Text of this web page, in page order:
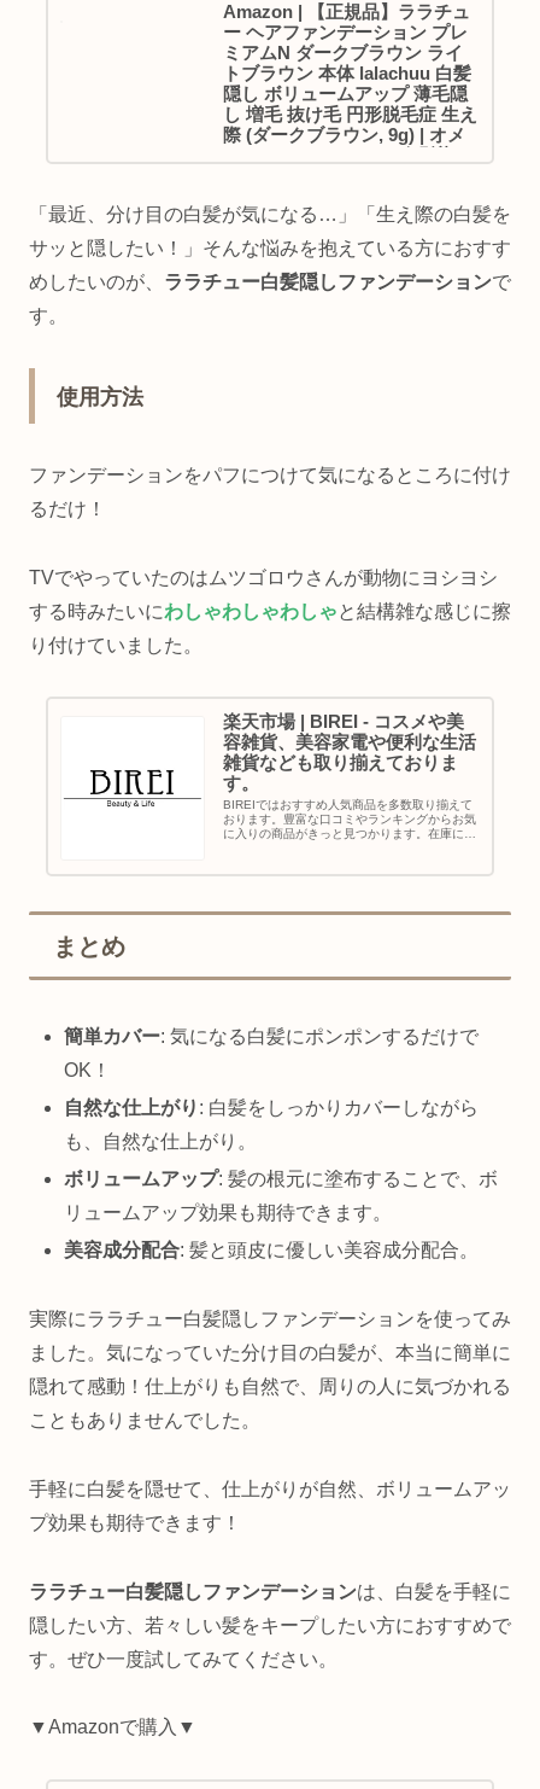
Amazon | 【正規品】ララチュ
ー ヘアファンデーション プレ
ミアムN ダークブラウン ライ
トブラウン 本体 lalachuu 白髪
隠し ボリュームアップ 薄毛隠
し 増毛 抜け毛 円形脱毛症 生え
際 (ダークブラウン, 9g) | オメ
プレミアムN ダークブラウン ライトブラウン
本体 lalachuu 白髪隠し ボリュームアップ 薄毛
隠し 増毛 抜け毛 円形脱毛症 生え際 (ダークブ
ラウン, 9g)が白髪染めストアでいつでもお...
「最近、分け目の白髪が気になる…」「生え際の白髪を
サッと隠したい！」そんな悩みを抱えている方におすす
めしたいのが、 ララチュー白髪隠しファンデーションで
す。
使用方法
ファンデーションをパフにつけて気になるところに付け
るだけ！
TVでやっていたのはムツゴロウさんが動物にヨシヨシ
する時みたいにわしゃわしゃわしゃと結構雑な感じに擦
り付けていました。
楽天市場 | BIREI - コスメや美
容雑貨、美容家電や便利な生活
雑貨なども取り揃えておりま
す。
BIREIではおすすめ人気商品を多数取り揃えて
おります。豊富な口コミやランキングからお気
に入りの商品がきっと見つかります。在庫に限
まとめ
簡単カバー: 気になる白髪にポンポンするだけで
OK！
自然な仕上がり : 白髪をしっかりカバーしながら
も、自然な仕上がり。
ボリュームアップ: 髪の根元に塗布することで、ボ
リュームアップ効果も期待できます。
美容成分配合: 髪と頭皮に優しい美容成分配合。
実際にララチュー白髪隠しファンデーションを使ってみ
ました。気になっていた分け目の白髪が、本当に簡単に
隠れて感動！仕上がりも自然で、周りの人に気づかれる
こともありませんでした。
手軽に白髪を隠せて、仕上がりが自然、ボリュームアッ
プ効果も期待できます！
ララチュー白髪隠しファンデーションは、白髪を手軽に
隠したい方、若々しい髪をキープしたい方におすすめで
す。ぜひ一度試してみてください。
▼Amazonで購入▼